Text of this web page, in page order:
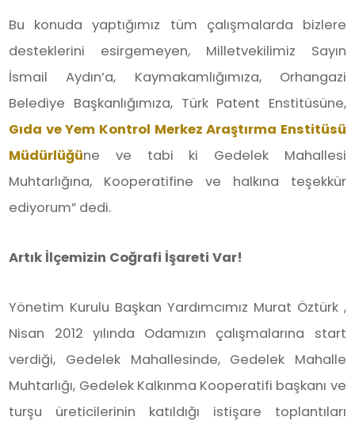
Bu konuda yaptığımız tüm çalışmalarda bizlere
desteklerini esirgemeyen, Milletvekilimiz Sayın
İsmail Aydın’a, Kaymakamlığımıza, Orhangazi
Belediye Başkanlığımıza, Türk Patent Enstitüsüne,
Gıda ve Yem Kontrol Merkez Araştırma Enstitüsü
Müdürlüğüne ve tabi ki Gedelek Mahallesi
Muhtarlığına, Kooperatifine ve halkına teşekkür
ediyorum” dedi.
Artık İlçemizin Coğrafi İşareti Var!
Yönetim Kurulu Başkan Yardımcımız Murat Öztürk ,
Nisan 2012 yılında Odamızın çalışmalarına start
verdiği, Gedelek Mahallesinde, Gedelek Mahalle
Muhtarlığı, Gedelek Kalkınma Kooperatifi başkanı ve
turşu üreticilerinin katıldığı istişare toplantıları